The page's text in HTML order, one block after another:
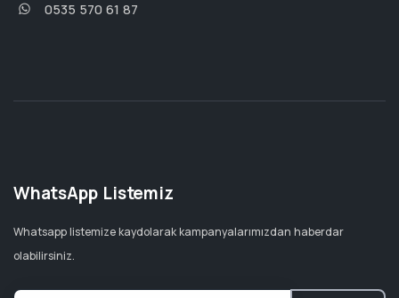
0535 570 61 87
WhatsApp Listemiz
Whatsapp listemize kaydolarak kampanyalarımızdan haberdar
olabilirsiniz.